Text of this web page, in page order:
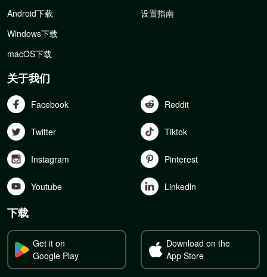
Android下载
Windows下载
macOS下载
设置指南
关于我们
Facebook Reddit
Twitter Tiktok
Instagram Pinterest
Youtube Linkedln
下载
Get it on
Google Play
Download on the
App Store